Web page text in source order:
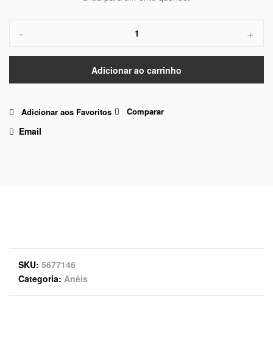
- +
Adicionar ao carrinho
Adicionar aos Favoritos Comparar
Email
SKU 5677146
Categoria Anéis